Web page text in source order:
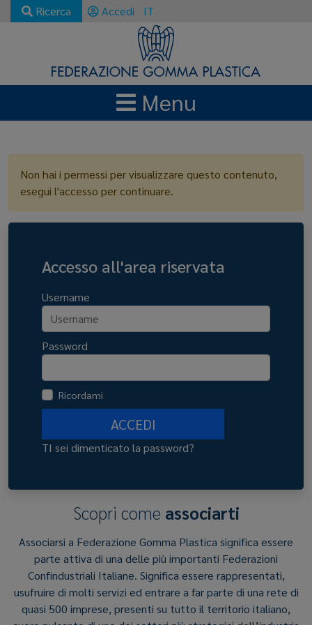
Ricerca Accedi IT
Menu
Non hai i permessi per visualizzare questo contenuto,
esegui l'accesso per continuare.
Accesso all'area riservata
Username
Password
Ricordami
ACCEDI
TI sei dimenticato la password?
Scopri come associarti
Associarsi a Federazione Gomma Plastica significa essere
parte attiva di una delle più importanti Federazioni
Confindustriali Italiane. Significa essere rappresentati,
usufruire di molti servizi ed entrare a far parte di una rete di
quasi 500 imprese, presenti su tutto il territorio italiano,